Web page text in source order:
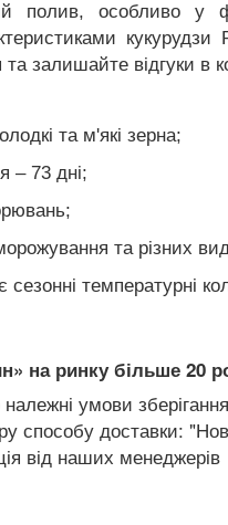
полив, особливо у
кукурудзи
залишайте відгуки
та м'які зерна;
– 73 дні;
та різних
сезонні температурні
на ринку більше 20
умови
способу доставки:
від наших менеджерів